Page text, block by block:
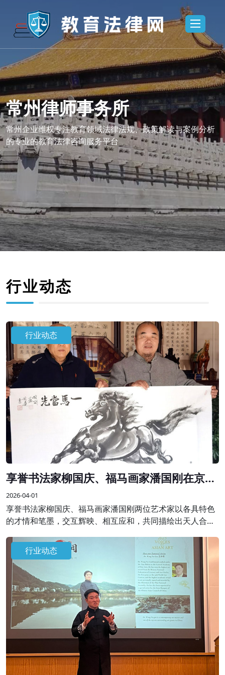
,常州法律
权
常州律师事务所
常州企业维权专注教育领域法律法规、政策解读与案例分析
的专业的教育法律咨询服务平台
常州律师事
咨询,常州企
行业动态
行业动态
享誉书法家柳国庆、福马画家潘国刚在京联
袂创作精品画作
2026-04-01
享誉书法家柳国庆、福马画家潘国刚两位艺术家以各具特色
的才情和笔墨，交互辉映、相互应和，共同描绘出天人合一
愿，抒发新时代的“精气神”。
行业动态